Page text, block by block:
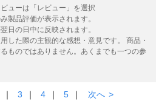
ューは「レビュー」を選択
製品評価が表示されます。
日の日中に反映されます。
した際の主観的な感想・意見です。 商品・
ものではありません。あくまでも一つの参
｜ 3 ｜ 4 ｜ 5 ｜ 次へ >